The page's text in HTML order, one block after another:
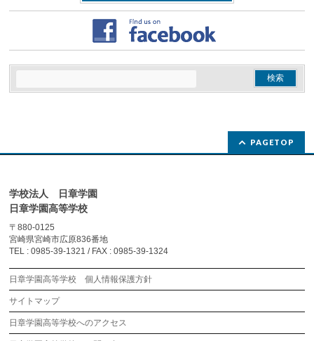
PAGETOP
学校法人 日章学園
日章学園高等学校
〒880-0125
宮崎県宮崎市広原836番地
TEL : 0985-39-1321 / FAX : 0985-39-1324
日章学園高等学校 個人情報保護方針
サイトマップ
日章学園高等学校へのアクセス